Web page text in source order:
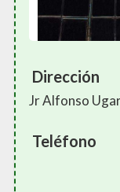
Dirección
Jr Alfonso
Teléfono